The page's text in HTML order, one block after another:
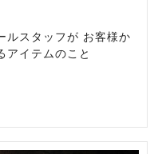
ルスタッフが お客様か
アイテムのこと